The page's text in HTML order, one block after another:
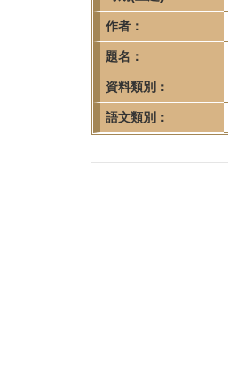
頁
作者：
題名：
資料類別：
語文類別：